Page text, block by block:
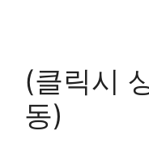
(클릭시
동)